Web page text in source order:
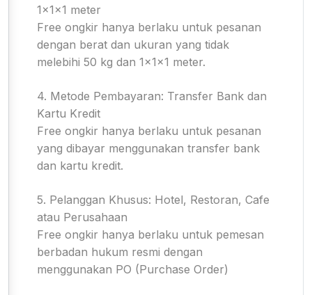
1x1x1 meter
Free ongkir hanya berlaku untuk pesanan
dengan berat dan ukuran yang tidak
melebihi 50 kg dan 1x1x1 meter.
4. Metode Pembayaran: Transfer Bank dan
Kartu Kredit
Free ongkir hanya berlaku untuk pesanan
yang dibayar menggunakan transfer bank
dan kartu kredit.
5. Pelanggan Khusus: Hotel, Restoran, Cafe
atau Perusahaan
Free ongkir hanya berlaku untuk pemesan
berbadan hukum resmi dengan
menggunakan PO (Purchase Order)